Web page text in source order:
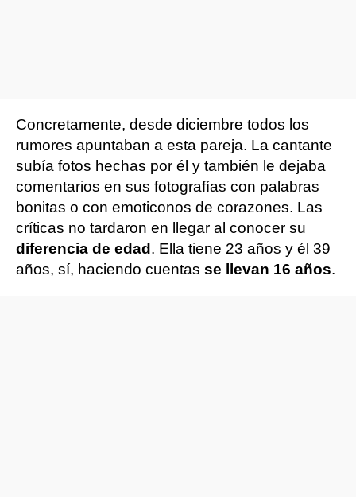
Concretamente, desde diciembre todos los
rumores apuntaban a esta pareja. La cantante
subía fotos hechas por él y también le dejaba
comentarios en sus fotografías con palabras
bonitas o con emoticonos de corazones. Las
críticas no tardaron en llegar al conocer su
diferencia de edad . Ella tiene 23 años y él 39
años, sí, haciendo cuentas se llevan 16 años.